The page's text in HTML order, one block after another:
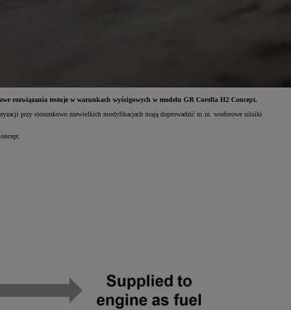
rozwiązania testuje w warunkach wyścigowych w modelu GR Corolla H2 Concept.
przy stosunkowo niewielkich modyfikacjach mają doprowadzić m.in. wodorowe silniki